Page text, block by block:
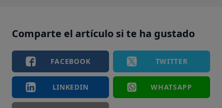
Comparte el artículo si te ha gustado
FACEBOOK TWITTER
LINKEDIN WHATSAPP